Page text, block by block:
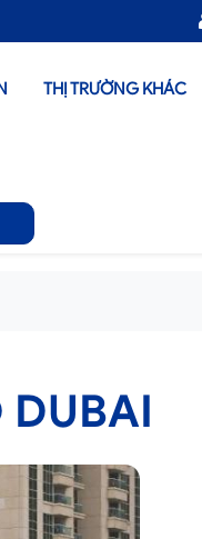
THỊ TRƯỜNG KHÁC
DUBAI